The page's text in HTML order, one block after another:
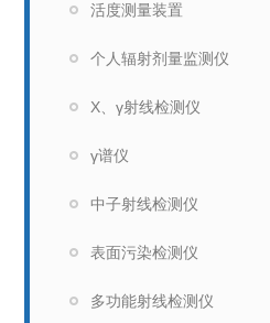
活度测量装置
个人辐射剂量监测仪
X、γ射线检测仪
γ谱仪
中子射线检测仪
表面污染检测仪
多功能射线检测仪